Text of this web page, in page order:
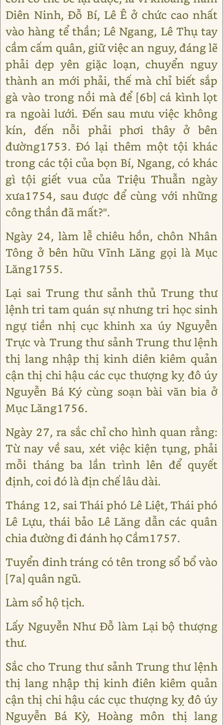
Diên Ninh, Đỗ Bí, Lê Ê ở chức cao nhất
vào hàng tể thần; Lê Ngang, Lê Thụ tay
cầm cấm quân, giữ việc an nguy, đáng lẽ
phải dẹp yên giặc loạn, chuyển nguy
thành an mới phải, thế mà chỉ biết sắp
gà vào trong nồi mà để [6b] cá kình lọt
ra ngoài lưới. Đến sau mưu việc không
kín, đến nỗi phải phơi thây ở bên
đường1753. Đó lại thêm một tội khác
trong các tội của bọn Bí, Ngang, có khác
gì tội giết vua của Triệu Thuẫn ngày
xưa1754, sau được để cùng với những
công thần đã mất?".
Ngày 24, làm lễ chiêu hồn, chôn Nhân
Tông ở bên hữu Vĩnh Lăng gọi là Mục
Lăng1755.
Lại sai Trung thư sảnh thủ Trung thư
lệnh tri tam quán sự nhưng tri học sinh
ngự tiền nhị cục khinh xa úy Nguyễn
Trực và Trung thư sảnh Trung thư lệnh
thị lang nhập thị kinh diên kiêm quản
cận thị chi hậu các cục thượng kỵ đô úy
Nguyễn Bá Ký cùng soạn bài văn bia ở
Mục Lăng1756.
Ngày 27, ra sắc chỉ cho hình quan rằng:
Từ nay về sau, xét việc kiện tụng, phải
mỗi tháng ba lần trình lên để quyết
định, coi đó là địn chế lâu dài.
Tháng 12, sai Thái phó Lê Liệt, Thái phó
Lê Lựu, thái bảo Lê Lăng dẫn các quân
chia đường đi đánh họ Cầm1757.
Tuyển đinh tráng có tên trong sổ bổ vào
[7a] quân ngũ.
Làm sổ hộ tịch.
Lấy Nguyễn Như Đỗ làm Lại bộ thượng
thư.
Sắc cho Trung thư sảnh Trung thư lệnh
thị lang nhập thị kinh điên kiêm quản
cận thị chi hậu các cục thượng kỵ đô úy
Nguyễn Bá Kỳ, Hoàng môn thị lang